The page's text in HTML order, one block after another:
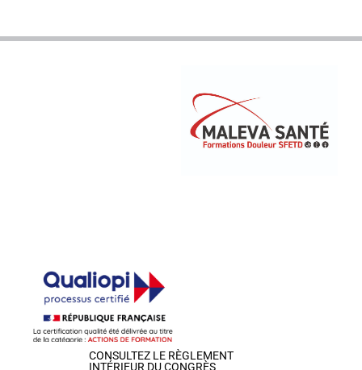
CONSULTEZ LE RÈGLEMENT
INTÉRIEUR DU CONGRÈS